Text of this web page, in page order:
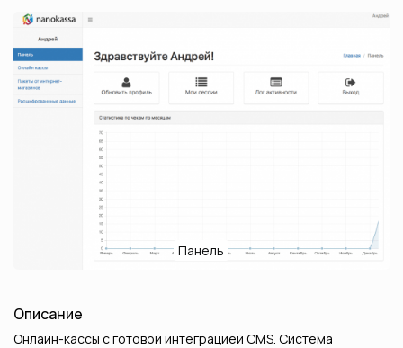
Описание
Онлайн-кассы с готовой интеграцией CMS. Система
Панель